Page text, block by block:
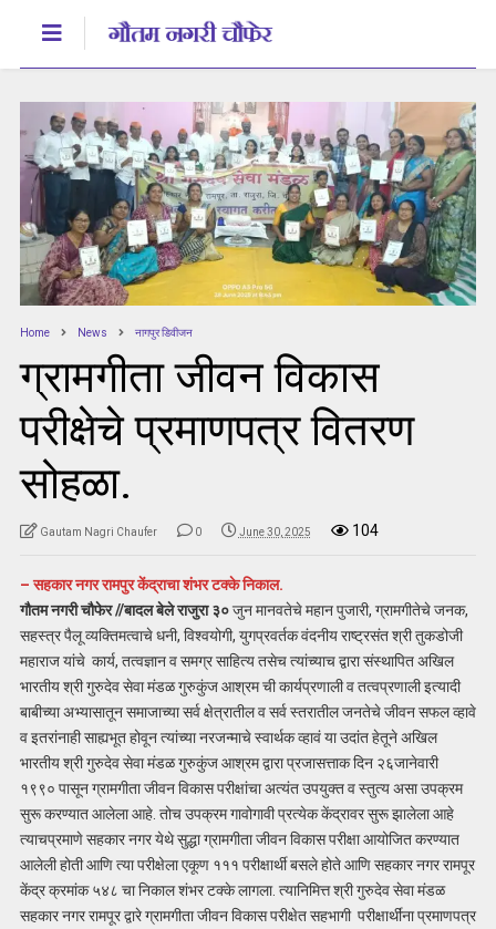
Home News नागपुर डिवीजन
ग्रामगीता जीवन विकास
परीक्षेचे प्रमाणपत्र वितरण
सोहळा.
Gautam Nagri Chaufer 0 June 30, 2025 104
– सहकार नगर रामपुर केंद्राचा शंभर टक्के निकाल.
गौतम नगरी चौफेर //बादल बेले राजुरा ३०जुन मानवतेचे महान पुजारी, ग्रामगीतेचे जनक,
सहस्त्र पैलू व्यक्तिमत्वाचे धनी, विश्वयोगी, युगप्रवर्तक वंदनीय राष्ट्रसंत श्री तुकडोजी
महाराज यांचे कार्य, तत्वज्ञान व समग्र साहित्य तसेच त्यांच्याच द्वारा संस्थापित अखिल
भारतीय श्री गुरुदेव सेवा मंडळ गुरुकुंज आश्रम ची कार्यप्रणाली व तत्वप्रणाली इत्यादी
बाबीच्या अभ्यासातून समाजाच्या सर्व क्षेत्रातील व सर्व स्तरातील जनतेचे जीवन सफल व्हावे
व इतरांनाही साह्यभूत होवून त्यांच्या नरजन्माचे स्वार्थक व्हावं या उदांत हेतूने अखिल
भारतीय श्री गुरुदेव सेवा मंडळ गुरुकुंज आश्रम द्वारा प्रजासत्ताक दिन २६जानेवारी
१९९० पासून ग्रामगीता जीवन विकास परीक्षांचा अत्यंत उपयुक्त व स्तुत्य असा उपक्रम
सुरू करण्यात आलेला आहे. तोच उपक्रम गावोगावी प्रत्येक केंद्रावर सुरू झालेला आहे
त्याचप्रमाणे सहकार नगर येथे सुद्धा ग्रामगीता जीवन विकास परीक्षा आयोजित करण्यात
आलेली होती आणि त्या परीक्षेला एकूण १११ परीक्षार्थी बसले होते आणि सहकार नगर रामपूर
केंद्र क्रमांक ५४८ चा निकाल शंभर टक्के लागला. त्यानिमित्त श्री गुरुदेव सेवा मंडळ
सहकार नगर रामपूर द्वारे ग्रामगीता जीवन विकास परीक्षेत सहभागी परीक्षार्थींना प्रमाणपत्र